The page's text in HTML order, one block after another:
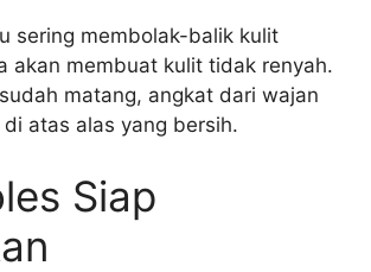
sering membolak-balik kulit
akan membuat kulit tidak renyah.
matang, angkat dari wajan
atas alas yang bersih.
Siap